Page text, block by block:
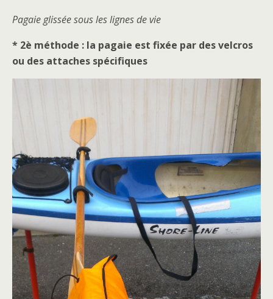
Pagaie glissée sous les lignes de vie
* 2è méthode : la pagaie est fixée par des velcros
ou des attaches spécifiques